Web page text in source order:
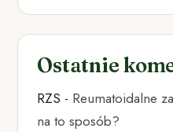
Ostatnie
RZS - Reumatoidalne
na to sposób?